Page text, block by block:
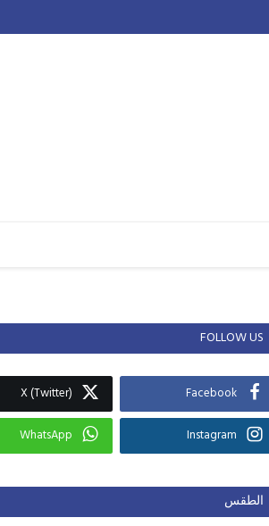
FOLLOW US
Facebook
X (Twitter)
Instagram
WhatsApp
الطقس